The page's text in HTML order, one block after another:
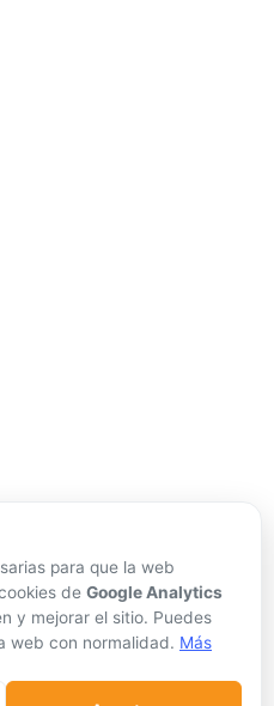
para que la web
de Google Analytics
y mejorar el sitio. Puedes
web con normalidad. Más